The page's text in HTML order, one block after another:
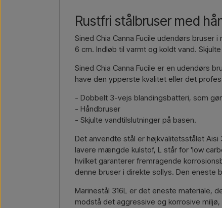
Rustfri stålbruser med
Sined Chia Canna Fucile udendørs bruser
6 cm. Indløb til varmt og koldt vand.
Sined Chia Canna Fucile er en udendørs
have den ypperste kvalitet eller det
- Dobbelt 3-vejs blandingsbatteri, som
- Håndbruser
- Skjulte vandtilslutninger på basen.
Det anvendte stål er højkvalitetsstålet Aisi
lavere mængde kulstof, L står for 'low
hvilket garanterer fremragende
denne bruser i direkte sollys. Den eneste
Marinestål 316L er det eneste materiale,
modstå det aggressive og korrosive